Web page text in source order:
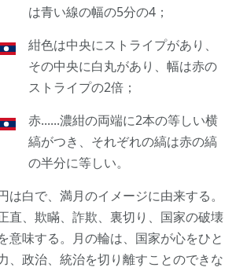
は青い線の幅の5分の4；
紺色は中央にストライプがあり、
その中央に白丸があり、幅は赤の
ストライプの2倍；
赤......濃紺の両端に2本の等しい横
縞がつき、それぞれの縞は赤の縞
の半分に等しい。
は白で、満月のイメージに由来する。
直、欺瞞、詐欺、裏切り、国家の破壊
意味する。月の輪は、国家が心をひと
、政治、統治を切り離すことのできな